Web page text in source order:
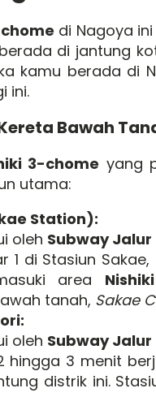
di Nagoya
di jantung
kamu berada di
ini.
Bawah
3-chome yang
utama:
Station):
oleh Subway
1 di Stasiun
area
tanah, Sakae
oleh Subway Jalur
hingga 3 menit
distrik ini.